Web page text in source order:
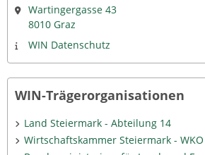
Wartingergasse 43
8010 Graz
WIN Datenschutz
WIN-Trägerorganisationen
Land Steiermark - Abteilung 14
Wirtschaftskammer Steiermark - WKO